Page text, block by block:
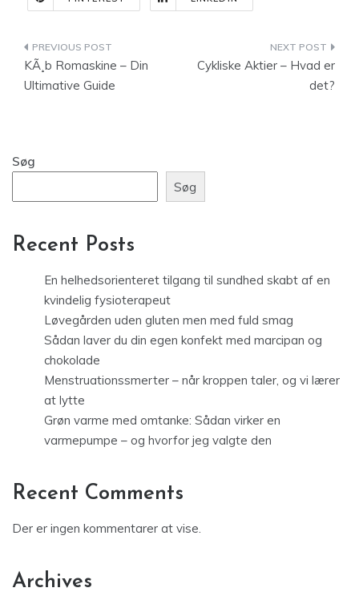
Indlægsnavigation
KÃ¸b Romaskine – Din
Ultimative Guide
Cykliske Aktier – Hvad er
det?
Søg
Søg
Recent Posts
En helhedsorienteret tilgang til sundhed skabt af en
kvindelig fysioterapeut
Løvegården uden gluten men med fuld smag
Sådan laver du din egen konfekt med marcipan og
chokolade
Menstruationssmerter – når kroppen taler, og vi lærer
at lytte
Grøn varme med omtanke: Sådan virker en
varmepumpe – og hvorfor jeg valgte den
Recent Comments
Der er ingen kommentarer at vise.
Archives